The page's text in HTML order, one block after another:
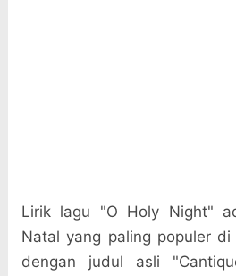
Lirik lagu "O Holy Night"
Natal yang paling populer
dengan judul asli